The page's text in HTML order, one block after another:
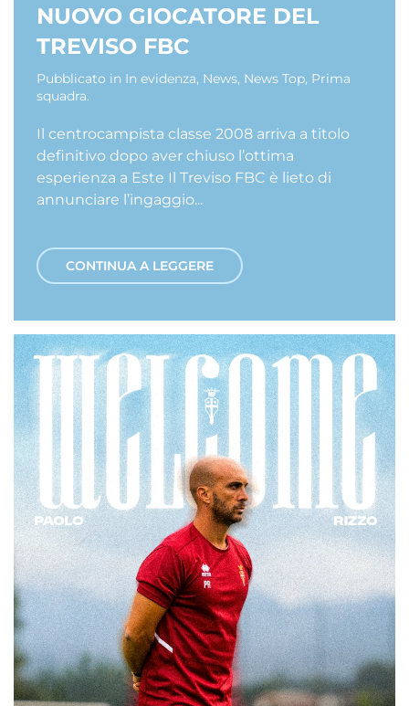
NUOVO GIOCATORE DEL
TREVISO FBC
Pubblicato in In evidenza, News, News Top, Prima
squadra.
Il centrocampista classe 2008 arriva a titolo
definitivo dopo aver chiuso l’ottima
esperienza a Este Il Treviso FBC è lieto di
annunciare l’ingaggio...
CONTINUA A LEGGERE